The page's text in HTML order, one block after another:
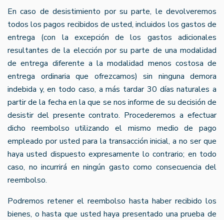
En caso de desistimiento por su parte, le devolveremos
todos los pagos recibidos de usted, incluidos los gastos de
entrega (con la excepción de los gastos adicionales
resultantes de la elección por su parte de una modalidad
de entrega diferente a la modalidad menos costosa de
entrega ordinaria que ofrezcamos) sin ninguna demora
indebida y, en todo caso, a más tardar 30 días naturales a
partir de la fecha en la que se nos informe de su decisión de
desistir del presente contrato. Procederemos a efectuar
dicho reembolso utilizando el mismo medio de pago
empleado por usted para la transacción inicial, a no ser que
haya usted dispuesto expresamente lo contrario; en todo
caso, no incurrirá en ningún gasto como consecuencia del
reembolso.
Podremos retener el reembolso hasta haber recibido los
bienes, o hasta que usted haya presentado una prueba de